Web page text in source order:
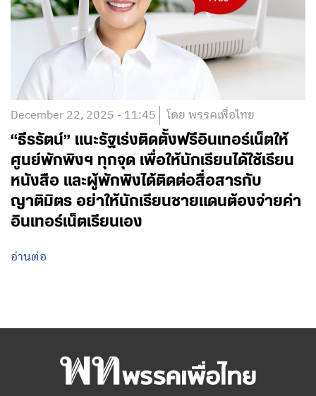
December 22, 2025 - 11:45 โดย พรรคเพื่อไทย
“ธีรรัตน์” แนะรัฐเร่งติดตั้งฟรีอินเทอร์เน็ตให้
ศูนย์พักพิงฯ ทุกจุด เพื่อให้นักเรียนได้ใช้เรียน
หนังสือ และผู้พักพิงได้ติดต่อสื่อสารกับ
ญาติมิตร อย่าให้นักเรียนชายแดนต้องจ่ายค่า
อินเทอร์เน็ตเรียนเอง
อ่านต่อ